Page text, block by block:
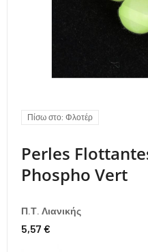
Πίσω στο: Φλοτέρ
Perles
Phospho Vert
Π.Τ. Λιανικής
5,57 €